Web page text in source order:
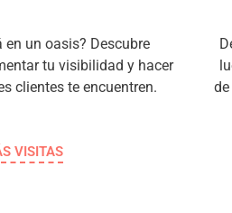
en un oasis? Descubre
tu visibilidad y hacer
clientes te encuentren.
VISITAS